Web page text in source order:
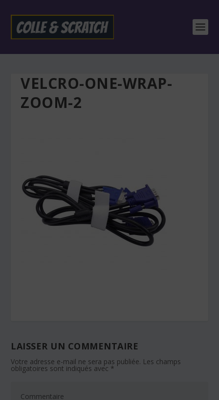
VELCRO-ONE-WRAP-
ZOOM-2
LAISSER UN COMMENTAIRE
Votre adresse e-mail ne sera pas publiée. Les champs
obligatoires sont indiqués avec *